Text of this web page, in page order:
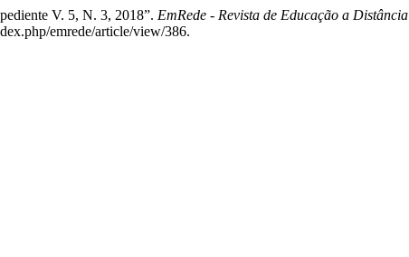
V. 5, N. 3, 2018”. EmRede - Revista de Educação a Distância
emrede/article/view/386.